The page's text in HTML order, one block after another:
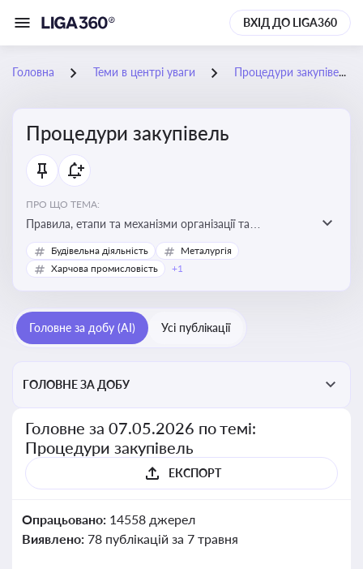
ВХІД ДО LIGA360
Головна Теми в центрі уваги Процедури закупівель
Процедури закупівель
ПРО ЩО ТЕМА:
Правила, етапи та механізми організації та
проведення закупівель товарів, робіт та послуг за
державні чи публічні кошти
Будівельна діяльність
Металургія
Харчова промисловість
+1
Головне за добу (AI) Усі публікації
ГОЛОВНЕ ЗА ДОБУ
Головне за 07.05.2026 по темі:
Процедури закупівель
ЕКСПОРТ
Опрацьовано: 14558 джерел
Виявлено: 78 публікацій за 7 травня